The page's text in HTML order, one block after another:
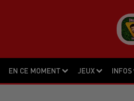
EN CE MOMENT JEUX INFOS